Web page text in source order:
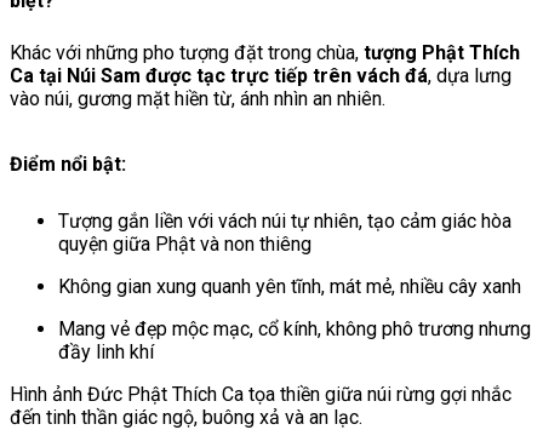
Khác với những pho tượng đặt trong chùa, tượng Phật Thích
Ca tại Núi Sam được tạc trực tiếp trên vách đá, dựa lưng
vào núi, gương mặt hiền từ, ánh nhìn an nhiên.
Điểm nổi bật:
Tượng gắn liền với vách núi tự nhiên, tạo cảm giác hòa
quyện giữa Phật và non thiêng
Không gian xung quanh yên tĩnh, mát mẻ, nhiều cây xanh
Mang vẻ đẹp mộc mạc, cổ kính, không phô trương nhưng
đầy linh khí
Hình ảnh Đức Phật Thích Ca tọa thiền giữa núi rừng gợi nhắc
đến tinh thần giác ngộ, buông xả và an lạc.